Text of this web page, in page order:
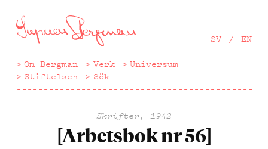
till
huvudinnehåll
SV EN
Om Bergman Verk
Universum
Stiftelsen
Sök
Skrifter, 1942
[Arbetsbok nr 56]